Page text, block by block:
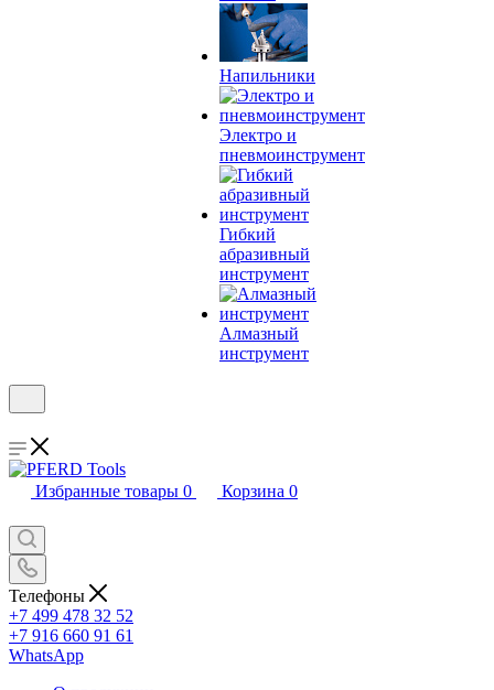
Напильники
Электро и
пневмоинструмент
Гибкий
абразивный
инструмент
Алмазный
инструмент
Избранные товары 0 Корзина 0
Телефоны
+7 499 478 32 52
+7 916 660 91 61
WhatsApp